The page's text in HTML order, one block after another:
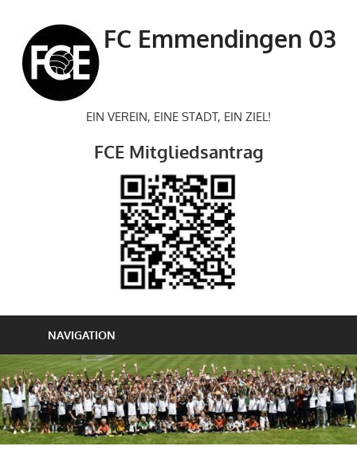
springen
FC Emmendingen 03
EIN VEREIN, EINE STADT, EIN ZIEL!
FCE Mitgliedsantrag
NAVIGATION